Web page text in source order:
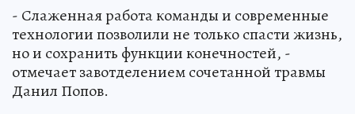
- Слаженная работа команды и современные
технологии позволили не только спасти жизнь,
но и сохранить функции конечностей, -
отмечает завотделением сочетанной травмы
Данил Попов.